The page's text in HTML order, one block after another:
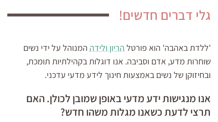
גלי דברים חדשים!
'ללדת באהבה' הוא פורטל הריון ולידה המנוהל על ידי נשים
שוחרות מדע, אדם וסביבה. אנו דוגלות בקהילתיות תומכת,
ובחיזוקן של נשים באמצעות חינוך לידע מדעי עדכני.
אנו מנגישות ידע מדעי באופן שמובן לכולן. האם
תרצי לדעת כשאנו מגלות משהו חדש?